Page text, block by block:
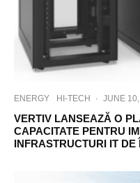
ENERGY HI-TECH · JUNE
VERTIV LANSEAZĂ O
CAPACITATE PENTRU
INFRASTRUCTURI IT